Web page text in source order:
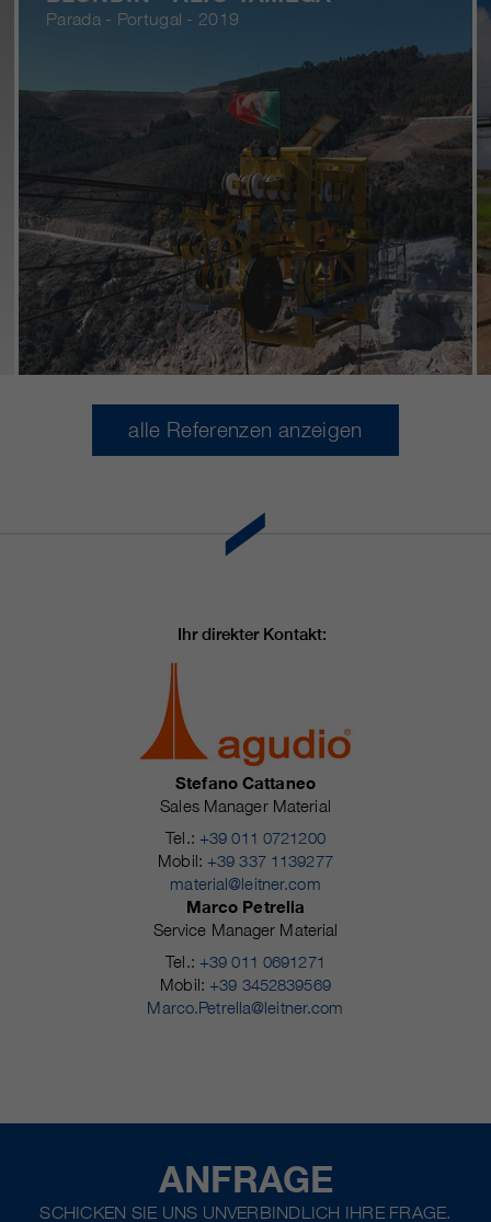
Parada - Portugal - 2019
alle Referenzen anzeigen
Ihr direkter Kontakt:
Stefano Cattaneo
Sales Manager Material
Tel.: +39 011 0721200
Mobil:+39 337 1139277
material@leitner.com
Marco Petrella
Service Manager Material
Tel.: +39 011 0691271
Mobil:+39 3452839569
Marco.Petrella@leitner.com
ANFRAGE
SCHICKEN SIE UNS UNVERBINDLICH IHRE FRAGE.